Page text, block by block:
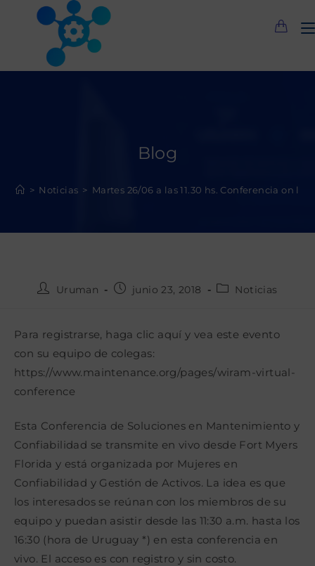
Blog
> Noticias > Martes 26/06 a las 11.30 hs. Conferencia on
Autor
entrada:
Uruman
Publicación
entrada:
junio 23, 2018
Categoría
entrada:
Noticias
Para registrarse, haga clic aquí y vea este evento
con su equipo de colegas:
https://www.maintenance.org/pages/wiram-virtual-
conference
Esta Conferencia de Soluciones en Mantenimiento y
Confiabilidad se transmite en vivo desde Fort Myers
Florida y está organizada por Mujeres en
Confiabilidad y Gestión de Activos. La idea es que
los interesados se reúnan con los miembros de su
equipo y puedan asistir desde las 11:30 a.m. hasta los
16:30 (hora de Uruguay *) en esta conferencia en
vivo. El acceso es con registro y sin costo.